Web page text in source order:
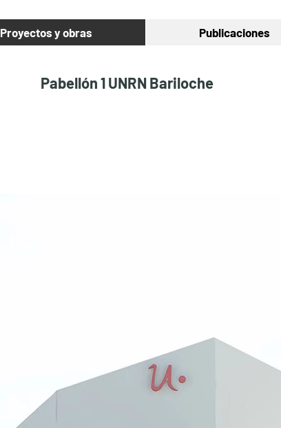
Proyectos y obras Publicaciones
Pabellón 1 UNRN Bariloche